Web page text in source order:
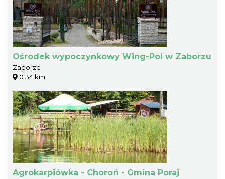
Ośrodek wypoczynkowy Wing-Pol w Zaborzu
Zaborze
0.34 km
Agrokarpiówka - Choroń - Gmina Poraj